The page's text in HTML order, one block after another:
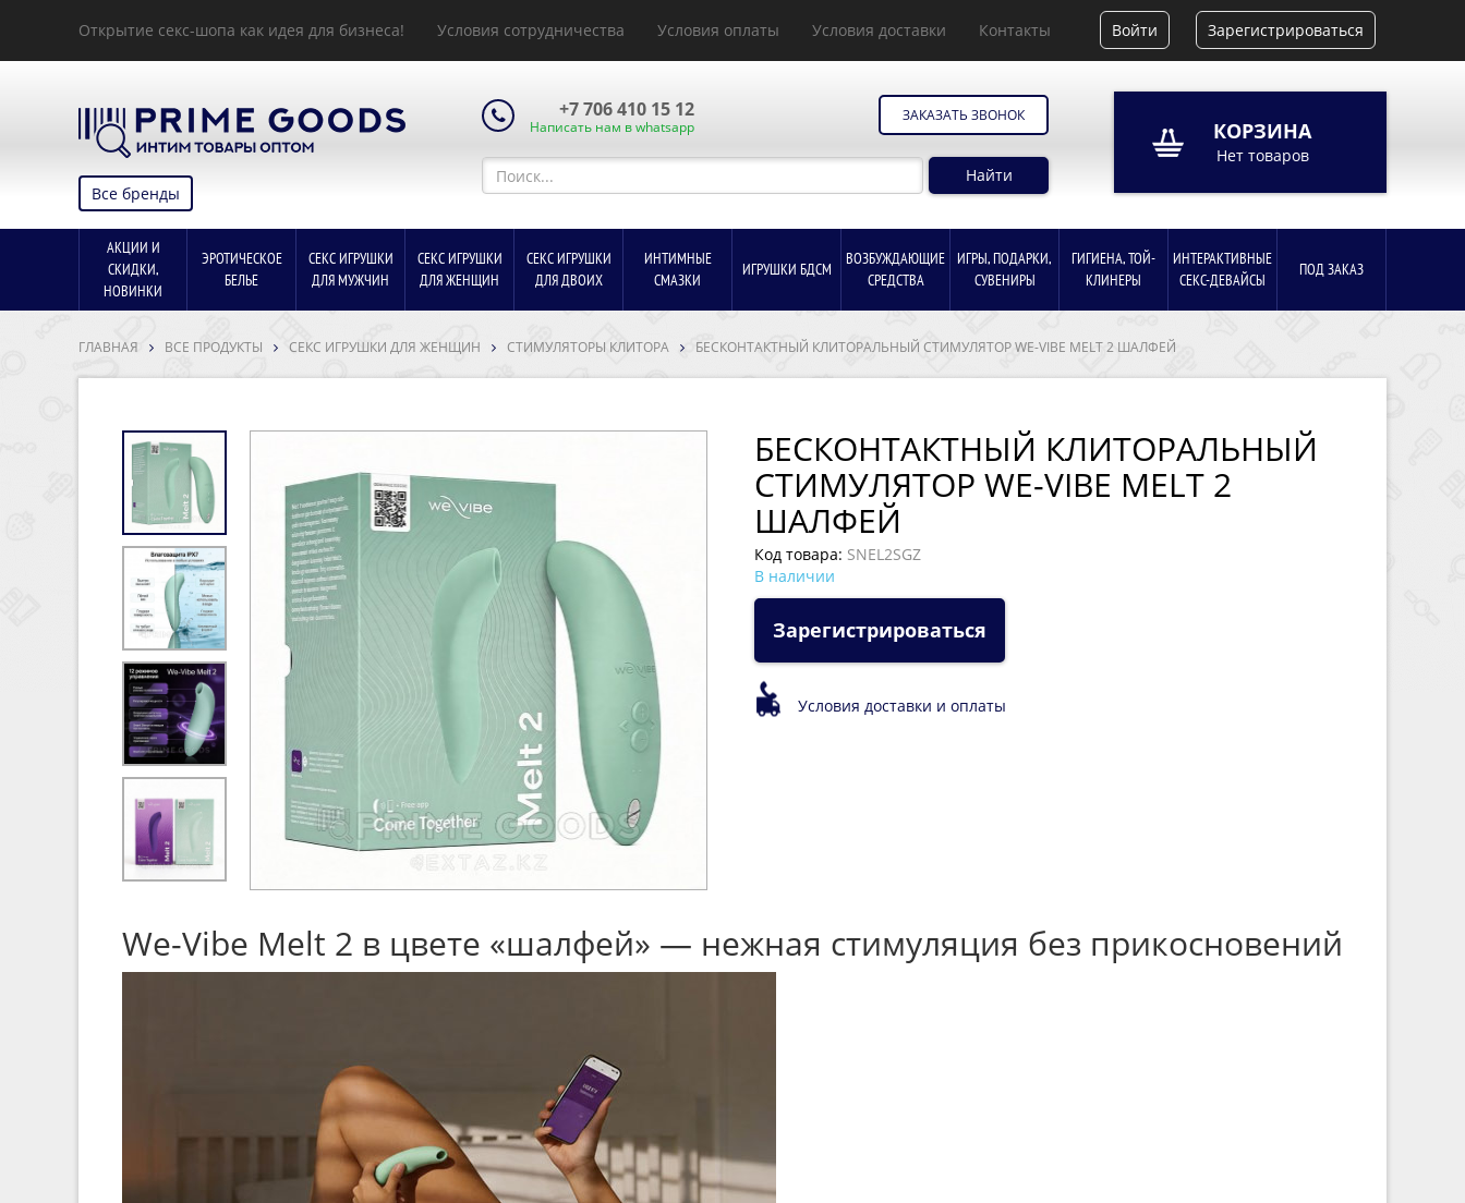
Открытие секс-шопа как идея для бизнеса! Условия сотрудничества Условия оплаты Условия доставки Контакты Войти Зарегистрироваться
Все бренды
+7 706 410 15 12
Написать нам в whatsapp
ЗАКАЗАТЬ ЗВОНОК
Найти
КОРЗИНА
Нет товаров
АКЦИИ И
СКИДКИ,
НОВИНКИ
ЭРОТИЧЕСКОЕ
БЕЛЬЕ
СЕКС ИГРУШКИ
ДЛЯ МУЖЧИН
СЕКС ИГРУШКИ
ДЛЯ ЖЕНЩИН
СЕКС ИГРУШКИ
ДЛЯ ДВОИХ
ИНТИМНЫЕ
СМАЗКИ
ИГРУШКИ БДСМ
ВОЗБУЖДАЮЩИЕ
СРЕДСТВА
ИГРЫ, ПОДАРКИ,
СУВЕНИРЫ
ГИГИЕНА, ТОЙ-
КЛИНЕРЫ
ИНТЕРАКТИВНЫЕ
СЕКС-ДЕВАЙСЫ
ПОД ЗАКАЗ
ГЛАВНАЯ ВСЕ ПРОДУКТЫ СЕКС ИГРУШКИ ДЛЯ ЖЕНЩИН СТИМУЛЯТОРЫ КЛИТОРА БЕСКОНТАКТНЫЙ КЛИТОРАЛЬНЫЙ СТИМУЛЯТОР WE-VIBE MELT 2 ШАЛФЕЙ
БЕСКОНТАКТНЫЙ КЛИТОРАЛЬНЫЙ
СТИМУЛЯТОР WE-VIBE MELT 2
ШАЛФЕЙ
Код товара: SNEL2SGZ
В наличии
Зарегистрироваться
Условия доставки и оплаты
We-Vibe Melt 2 в цвете «шалфей» — нежная стимуляция без прикосновений